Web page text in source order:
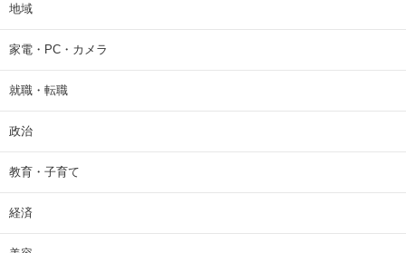
地域
家電・PC・カメラ
就職・転職
政治
教育・子育て
経済